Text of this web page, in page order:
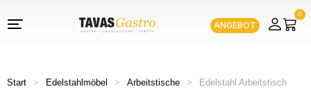
ANGEBOT
0
Start > Edelstahlmöbel > Arbeitstische >
Edelstahl Arbeitstisch